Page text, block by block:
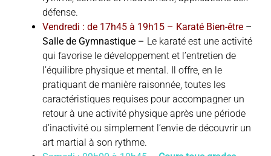
défense.
Vendredi : de 17h45 à 19h15 – Karaté Bien-être –
Salle de Gymnastique – Le karaté est une activité
qui favorise le développement et l’entretien de
l’équilibre physique et mental. Il offre, en le
pratiquant de manière raisonnée, toutes les
caractéristiques requises pour accompagner un
retour à une activité physique après une période
d’inactivité ou simplement l’envie de découvrir un
art martial à son rythme.